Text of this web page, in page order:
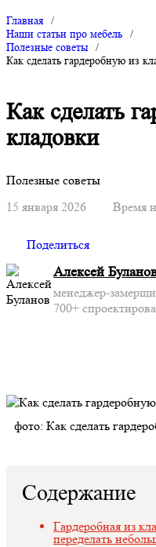
Главная
/
Наши статьи про мебель
/
Полезные советы
/
Как сделать гардеробную из
Как сделать
кладовки
Полезные советы
15 января 2026
Время
Поделиться
Алексей
менеджер-
700+
фото: Как сделать
Содержание
Гардеробная из
переделать